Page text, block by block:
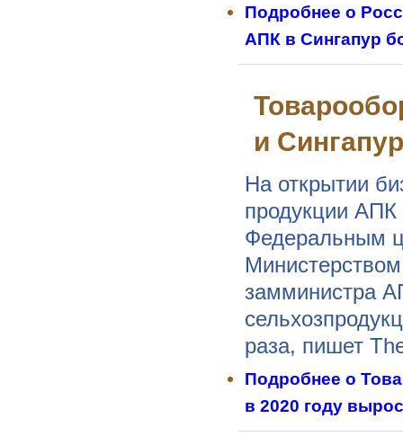
Подробнее о
АПК в Сингапур
и
На открытии
продукции АПК
Федеральным
замминистра
раза, пишет
Подробнее о
в 2020 году